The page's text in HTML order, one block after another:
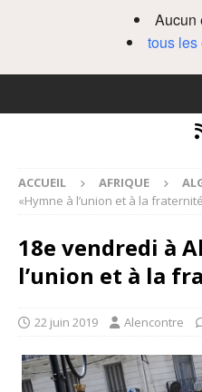
Aucun
tous les
ACCUEIL AFRIQUE
«Hymne à l’union et à la
18e vendredi à
l’union et à la
22 juin 2019 Alencontre